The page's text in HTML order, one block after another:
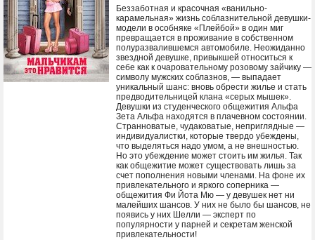
Беззаботная и красочная «ванильно-
карамельная» жизнь соблазнительной девушки-
модели в особняке «Плейбой» в один миг
превращается в проживание в собственном
полуразвалившемся автомобиле. Неожиданно
звездной девушке, привыкшей относиться к
себе как к очаровательному розовому зайчику —
символу мужских соблазнов, — выпадает
уникальный шанс: вновь обрести жилье и стать
предводительницей клана «серых мышек».
Девушки из студенческого общежития Альфа
Зета Альфа находятся в плачевном состоянии.
Странноватые, чудаковатые, неприглядные —
индивидуалистки, которые твердо убеждены,
что выделяться надо умом, а не внешностью.
Но это убеждение может стоить им жилья. Так
как общежитие может существовать лишь за
счет пополнения новыми членами. На фоне их
привлекательного и яркого соперника —
общежития Фи Йота Мю — у девушек нет ни
малейших шансов. У них не было бы шансов, не
появись у них Шелли — эксперт по
популярности у парней и секретам женской
привлекательности!